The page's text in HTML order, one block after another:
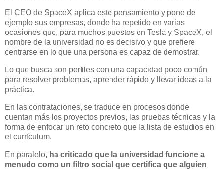
El CEO de SpaceX aplica este pensamiento y pone de
ejemplo sus empresas, donde ha repetido en varias
ocasiones que, para muchos puestos en Tesla y SpaceX, el
nombre de la universidad no es decisivo y que prefiere
centrarse en lo que una persona es capaz de demostrar.
Lo que busca son perfiles con una capacidad poco común
para resolver problemas, aprender rápido y llevar ideas a la
práctica.
En las contrataciones, se traduce en procesos donde
cuentan más los proyectos previos, las pruebas técnicas y la
forma de enfocar un reto concreto que la lista de estudios en
el currículum.
En paralelo, ha criticado que la universidad funcione a
menudo como un filtro social que certifica que alguien